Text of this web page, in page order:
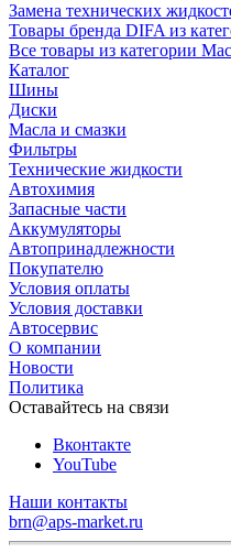
Замена технических
Товары бренда DIFA из
Все товары из категории
Каталог
Шины
Диски
Масла и смазки
Фильтры
Технические жидкости
Автохимия
Запасные части
Аккумуляторы
Автопринадлежности
Покупателю
Условия оплаты
Условия доставки
Автосервис
О компании
Новости
Политика
Оставайтесь на связи
Вконтакте
YouTube
Наши контакты
brn@aps-market.ru